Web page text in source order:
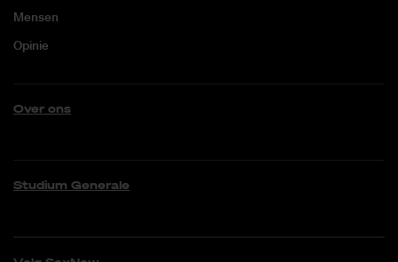
Mensen
Opinie
Over ons
Studium Generale